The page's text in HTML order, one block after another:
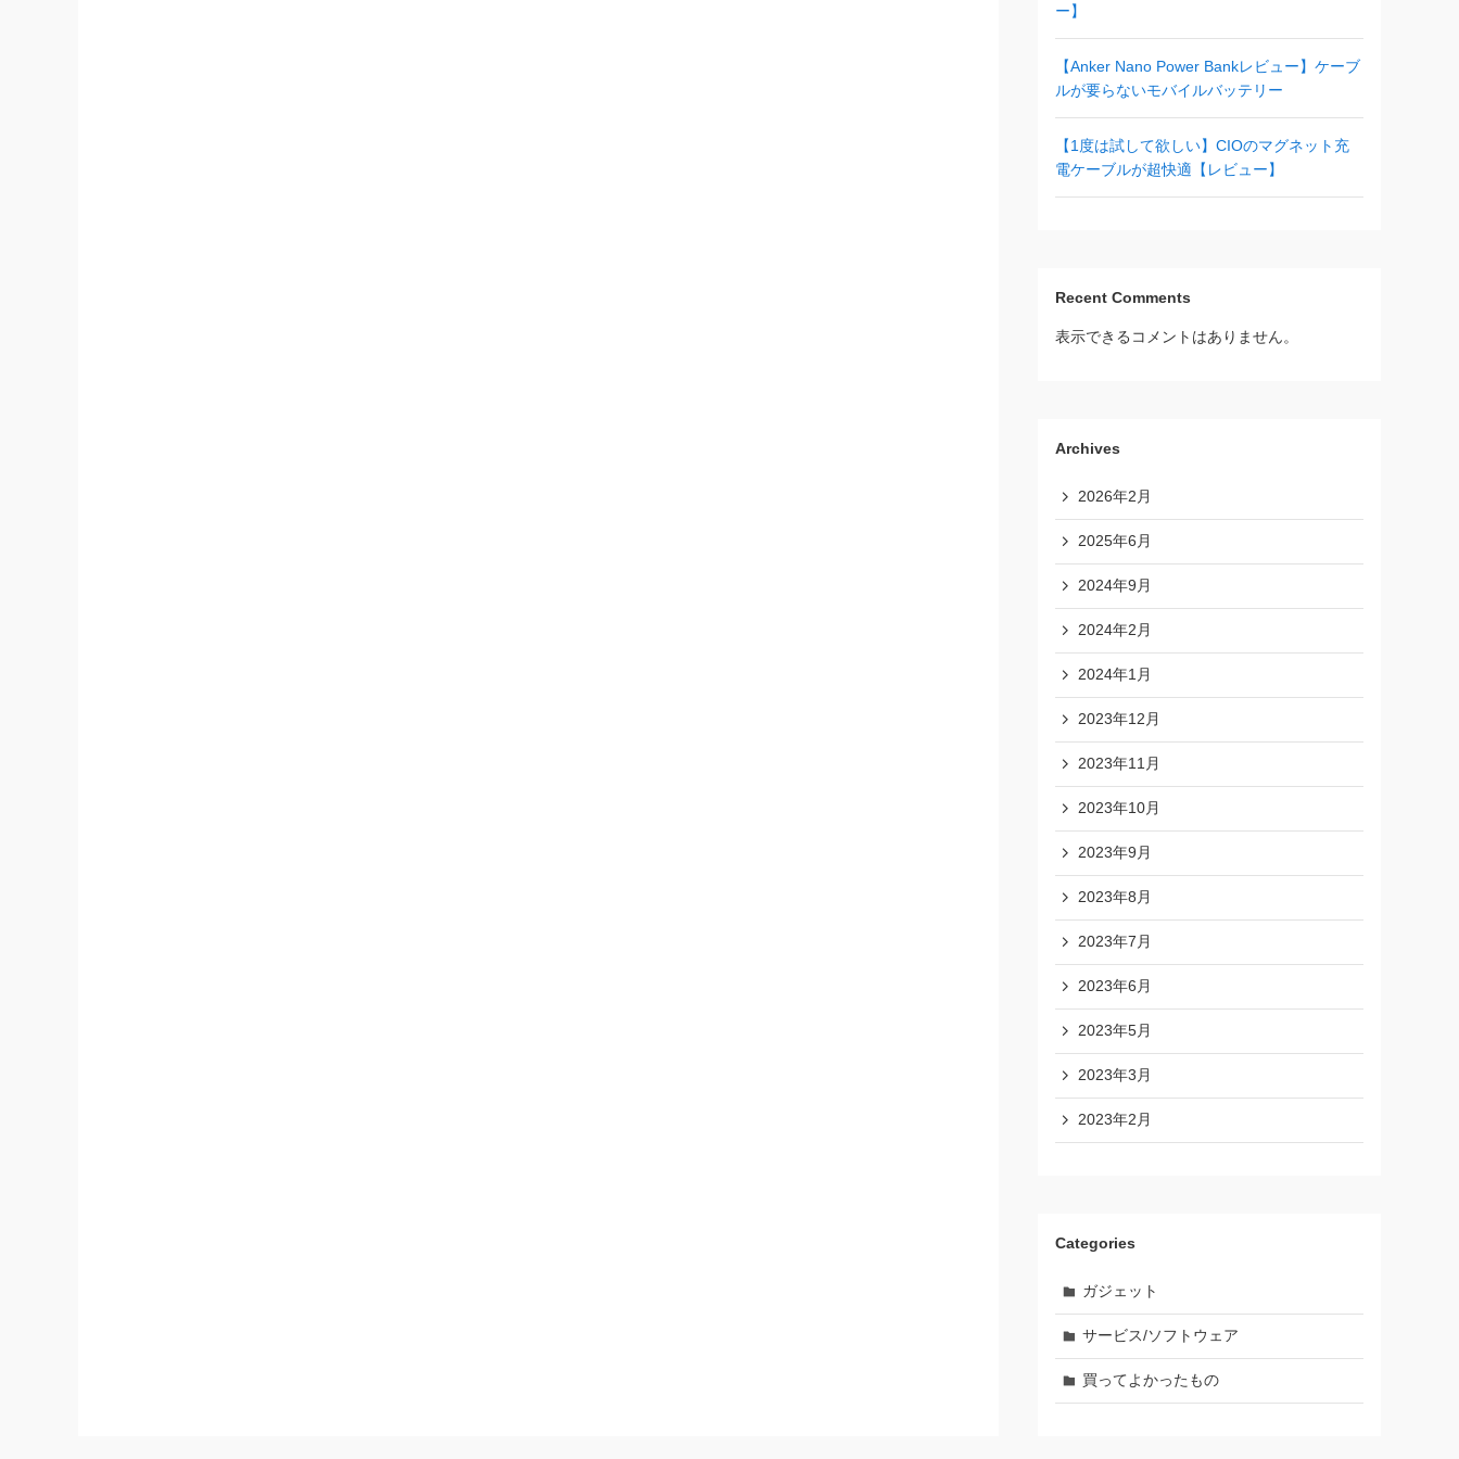
ー】
【Anker Nano Power Bankレビュー】ケーブ
ルが要らないモバイルバッテリー
【1度は試して欲しい】CIOのマグネット充
電ケーブルが超快適【レビュー】
Recent Comments
表示できるコメントはありません。
Archives
2026年2月
2025年6月
2024年9月
2024年2月
2024年1月
2023年12月
2023年11月
2023年10月
2023年9月
2023年8月
2023年7月
2023年6月
2023年5月
2023年3月
2023年2月
Categories
ガジェット
サービス/ソフトウェア
買ってよかったもの